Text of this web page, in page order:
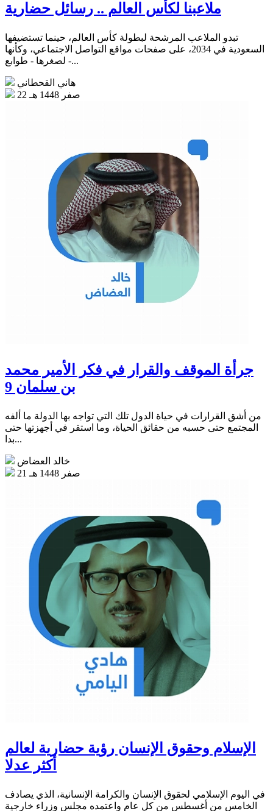
ملاعبنا لكأس العالم .. رسائل حضارية
تبدو الملاعب المرشحة لبطولة كأس العالم، حينما تستضيفها
السعودية في 2034، على صفحات مواقع التواصل الاجتماعي، وكأنها
- لصغرها - طوابع...
هاني القحطاني
22 صفر 1448 هـ
جرأة الموقف والقرار في فكر الأمير محمد
بن سلمان 9
من أشق القرارات في حياة الدول تلك التي تواجه بها الدولة ما ألفه
المجتمع حتى حسبه من حقائق الحياة، وما استقر في أجهزتها حتى
بدا...
خالد العضاض
21 صفر 1448 هـ
الإسلام وحقوق الإنسان رؤية حضارية لعالم
أكثر عدلا
في اليوم الإسلامي لحقوق الإنسان والكرامة الإنسانية، الذي يصادف
الخامس من أغسطس من كل عام واعتمده مجلس وزراء خارجية